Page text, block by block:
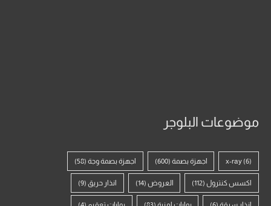
موضوعات البلوجر
x-ray (6) اجهزة بصمة (600) اجهزة بصمة وجة(58)
اكسس كنترول(112) العروض (14) انذار حريق(9)